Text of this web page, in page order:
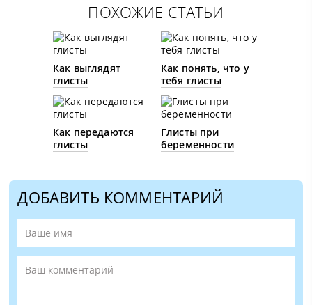
ПОХОЖИЕ СТАТЬИ
Как выглядят
глисты
Как понять, что у
тебя глисты
Как передаются
глисты
Глисты при
беременности
ДОБАВИТЬ КОММЕНТАРИЙ